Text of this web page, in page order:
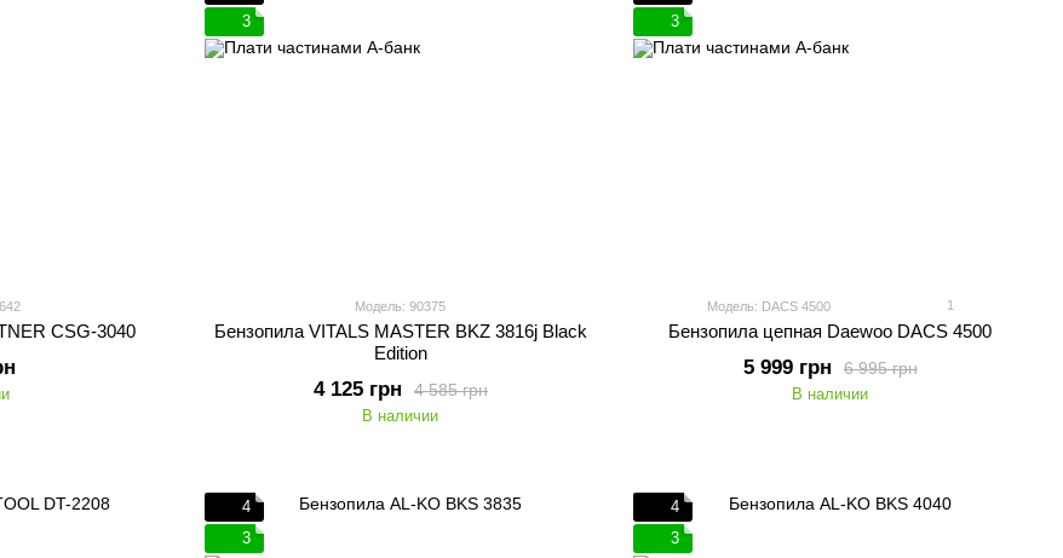
CSG-3040
3
Модель: 90375
Бензопила VITALS MASTER BKZ 3816j Black
Edition
4 585 грн
4 125 грн
В наличии
3
Модель: DACS 4500 1
Бензопила цепная Daewoo DACS 4500
6 995 грн
5 999 грн
В наличии
4
3
4
3